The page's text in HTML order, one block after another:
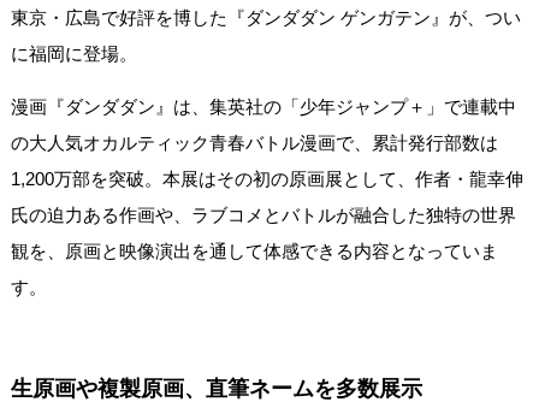
東京・広島で好評を博した『ダンダダン ゲンガテン』が、つい
に福岡に登場。
漫画『ダンダダン』は、集英社の「少年ジャンプ＋」で連載中
の大人気オカルティック青春バトル漫画で、累計発行部数は
1,200万部を突破。本展はその初の原画展として、作者・龍幸伸
氏の迫力ある作画や、ラブコメとバトルが融合した独特の世界
観を、原画と映像演出を通して体感できる内容となっていま
す。
生原画や複製原画、直筆ネームを多数展示